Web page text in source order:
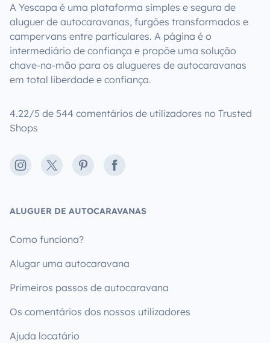
A Yescapa é uma plataforma simples e segura de
aluguer de autocaravanas, furgões transformados e
campervans entre particulares. A página é o
intermediário de confiança e propõe uma solução
chave-na-mão para os alugueres de autocaravanas
em total liberdade e confiança.
4.22/5 de 544 comentários de utilizadores no Trusted
Shops
Instagram
X PinterestFacebook
ALUGUER DE AUTOCARAVANAS
Como funciona?
Alugar uma autocaravana
Primeiros passos de autocaravana
Os comentários dos nossos utilizadores
Ajuda locatário